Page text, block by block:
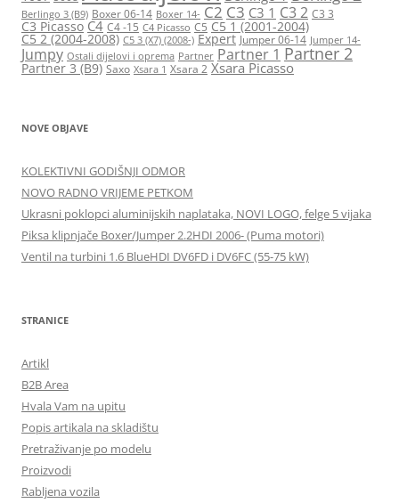
Berlingo 3 (B9) Boxer 06-14 Boxer 14- C2 C3 C3 1 C3 2 C3 3
C3 Picasso C4 C4 -15 C4 Picasso C5 C5 1 (2001-2004)
C5 2 (2004-2008) C5 3 (X7) (2008-) Expert Jumper 06-14 Jumper 14-
Jumpy Ostali dijelovi i oprema Partner Partner 1 Partner 2
Partner 3 (B9) Saxo Xsara 1 Xsara 2 Xsara Picasso
NOVE OBJAVE
KOLEKTIVNI GODIŠNJI ODMOR
NOVO RADNO VRIJEME PETKOM
Ukrasni poklopci aluminijskih naplataka, NOVI LOGO, felge 5 vijaka
Piksa klipnjače Boxer/Jumper 2.2HDI 2006- (Puma motori)
Ventil na turbini 1.6 BlueHDI DV6FD i DV6FC (55-75 kW)
STRANICE
Artikl
B2B Area
Hvala Vam na upitu
Popis artikala na skladištu
Pretraživanje po modelu
Proizvodi
Rabljena vozila